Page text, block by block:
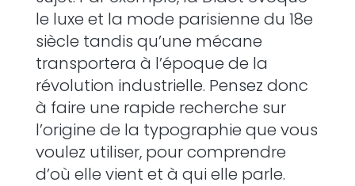
le luxe et la mode parisienne du 18e
siècle tandis qu’une mécane
transportera à l’époque de la
révolution industrielle. Pensez donc
à faire une rapide recherche sur
l’origine de la typographie que vous
voulez utiliser, pour comprendre
d’où elle vient et à qui elle parle.